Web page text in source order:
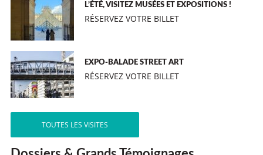
L’ÉTÉ, VISITEZ MUSÉES ET EXPOSITIONS !
RÉSERVEZ VOTRE BILLET
EXPO-BALADE STREET ART
RÉSERVEZ VOTRE BILLET
TOUTES LES VISITES